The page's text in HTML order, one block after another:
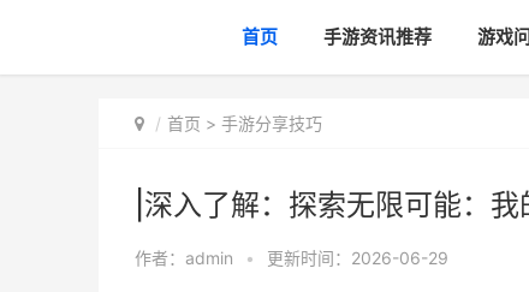
首页 手游资讯推荐 游戏
首页 > 手游分享技巧
|深入了解：探索无限可能：
作者： admin • 更新时间：2026-06-29